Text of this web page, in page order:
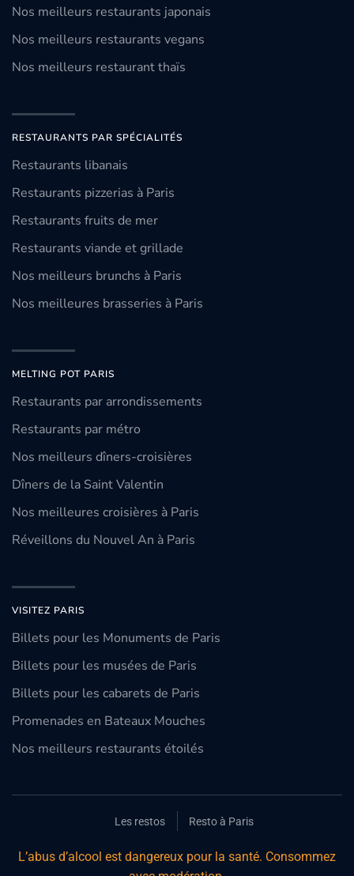
Nos meilleurs restaurants japonais
Nos meilleurs restaurants vegans
Nos meilleurs restaurant thaïs
RESTAURANTS PAR SPÉCIALITÉS
Restaurants libanais
Restaurants pizzerias à Paris
Restaurants fruits de mer
Restaurants viande et grillade
Nos meilleurs brunchs à Paris
Nos meilleures brasseries à Paris
MELTING POT PARIS
Restaurants par arrondissements
Restaurants par métro
Nos meilleurs dîners-croisières
Dîners de la Saint Valentin
Nos meilleures croisières à Paris
Réveillons du Nouvel An à Paris
VISITEZ PARIS
Billets pour les Monuments de Paris
Billets pour les musées de Paris
Billets pour les cabarets de Paris
Promenades en Bateaux Mouches
Nos meilleurs restaurants étoilés
Les restos Resto à Paris
L’abus d’alcool est dangereux pour la santé. Consommez